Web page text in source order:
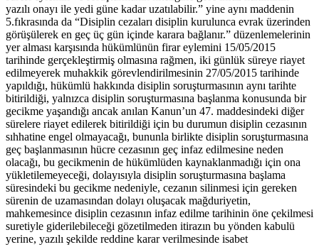
yazılı onayı ile yedi güne kadar uzatılabilir.” yine aynı maddenin
5.fıkrasında da “Disiplin cezaları disiplin kurulunca evrak üzerinden
görüşülerek en geç üç gün içinde karara bağlanır.” düzenlemelerinin
yer alması karşısında hükümlünün firar eylemini 15/05/2015
tarihinde gerçekleştirmiş olmasına rağmen, iki günlük süreye riayet
edilmeyerek muhakkik görevlendirilmesinin 27/05/2015 tarihinde
yapıldığı, hükümlü hakkında disiplin soruşturmasının aynı tarihte
bitirildiği, yalnızca disiplin soruşturmasına başlanma konusunda bir
gecikme yaşandığı ancak anılan Kanun’un 47. maddesindeki diğer
sürelere riayet edilerek bitirildiği için bu durumun disiplin cezasının
sıhhatine engel olmayacağı, bununla birlikte disiplin soruşturmasına
geç başlanmasının hücre cezasının geç infaz edilmesine neden
olacağı, bu gecikmenin de hükümlüden kaynaklanmadığı için ona
yükletilemeyeceği, dolayısıyla disiplin soruşturmasına başlama
süresindeki bu gecikme nedeniyle, cezanın silinmesi için gereken
sürenin de uzamasından dolayı oluşacak mağduriyetin,
mahkemesince disiplin cezasının infaz edilme tarihinin öne çekilmesi
suretiyle giderilebileceği gözetilmeden itirazın bu yönden kabulü
yerine, yazılı şekilde reddine karar verilmesinde isabet